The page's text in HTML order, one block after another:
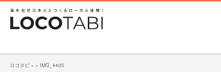
ロコタビ » » IMG_4405